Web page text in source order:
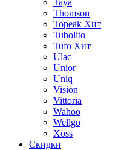
Taya
Thomson
Topeak Хит
Tubolito
Tufo Хит
Ulac
Unior
Uniq
Vision
Vittoria
Wahoo
Wellgo
Xoss
Скидки